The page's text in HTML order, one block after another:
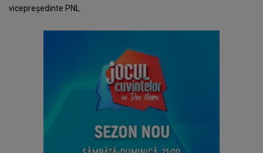
vicepreședinte PNL.